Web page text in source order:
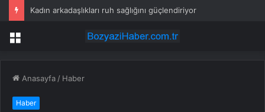
Kadın arkadaşlıkları ruh sağlığını güçlendiriyor
Menü
Anasayfa / Haber
Haber